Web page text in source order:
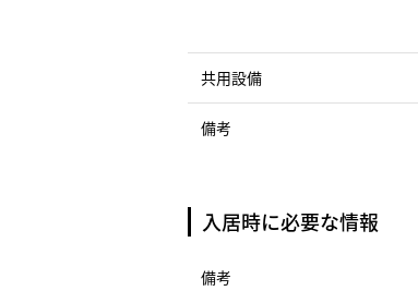
共用設備
備考
入居時に必要な情報
備考